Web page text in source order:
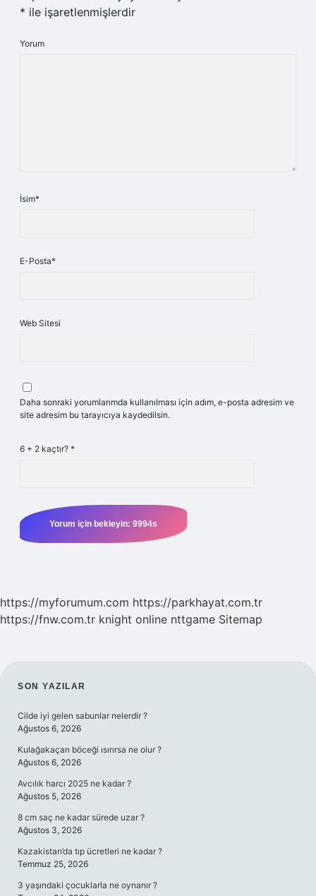
* ile işaretlenmişlerdir
Yorum
İsim*
E-Posta*
Web Sitesi
Daha sonraki yorumlarımda kullanılması için adım, e-posta adresim ve
site adresim bu tarayıcıya kaydedilsin.
6 + 2 kaçtır? *
https://myforumum.com https://parkhayat.com.tr
https://fnw.com.tr knight online nttgame Sitemap
SIDEBAR
SON YAZILAR
Cilde iyi gelen sabunlar nelerdir ?
Ağustos 6, 2026
Kulağakaçan böceği ısırırsa ne olur ?
Ağustos 6, 2026
Avcılık harcı 2025 ne kadar ?
Ağustos 5, 2026
8 cm saç ne kadar sürede uzar ?
Ağustos 3, 2026
Kazakistan’da tıp ücretleri ne kadar ?
Temmuz 25, 2026
3 yaşındaki çocuklarla ne oynanır ?